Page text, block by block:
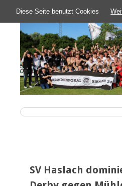
Der Verein
SV Haslach
Diese Seite benutzt Cookies